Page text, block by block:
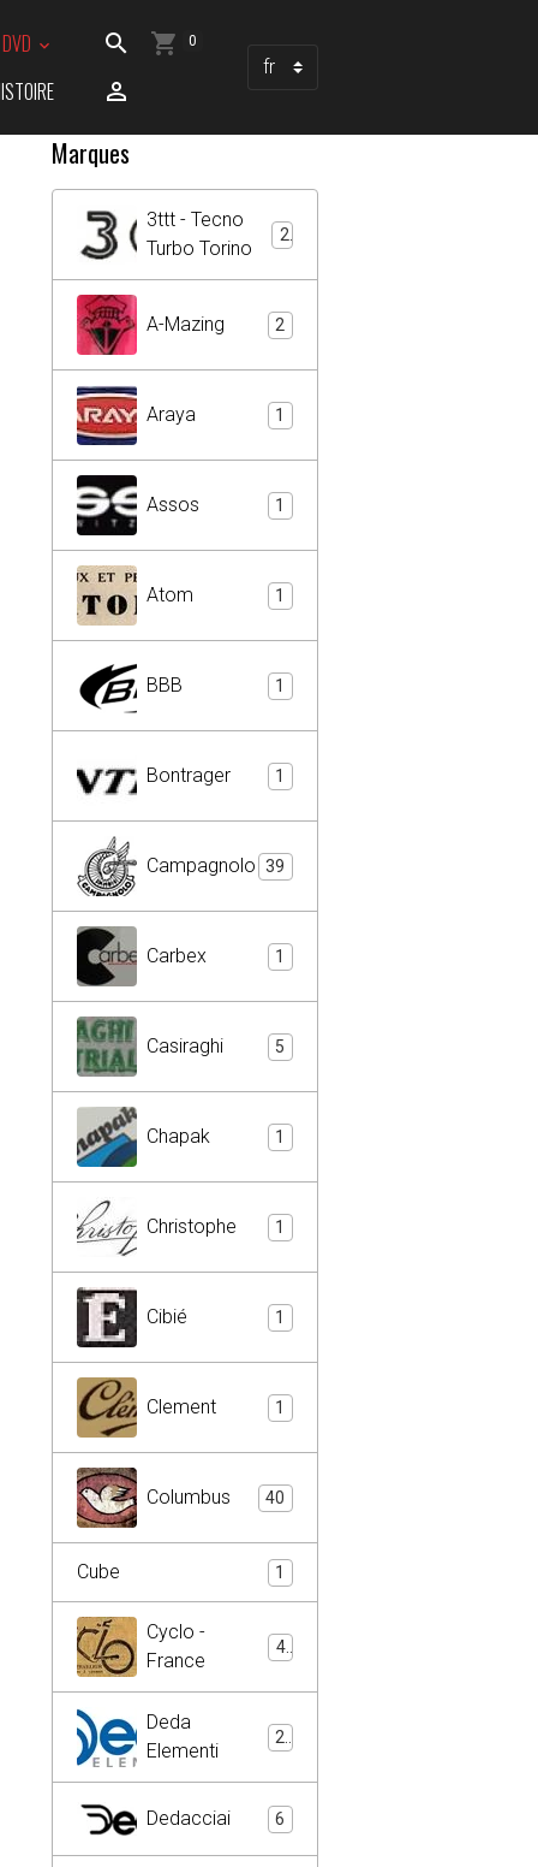
0
Marques
3ttt - Tecno
Turbo Torino
A-Mazing 2
Araya 1
Assos 1
Atom 1
BBB 1
Bontrager 1
Campagnolo 39
Carbex 1
Casiraghi 5
Chapak 1
Christophe 1
Cibié 1
Clement 1
Columbus 40
Cube 1
Cyclo -
France
4
Deda
Elementi
Dedacciai 6